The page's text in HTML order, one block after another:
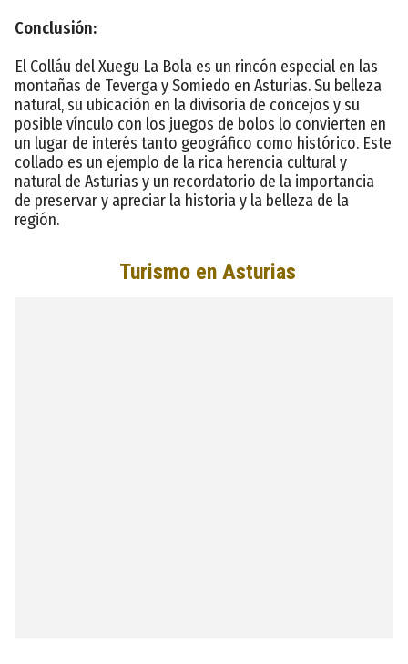
Conclusión:
El Colláu del Xuegu La Bola es un rincón especial en las
montañas de Teverga y Somiedo en Asturias. Su belleza
natural, su ubicación en la divisoria de concejos y su
posible vínculo con los juegos de bolos lo convierten en
un lugar de interés tanto geográfico como histórico. Este
collado es un ejemplo de la rica herencia cultural y
natural de Asturias y un recordatorio de la importancia
de preservar y apreciar la historia y la belleza de la
región.